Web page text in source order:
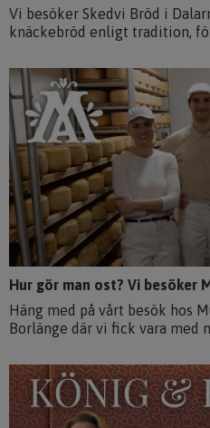
Vi besöker Skedvi Bröd i
knäckebröd enligt tradition,
Hur gör man ost? Vi besöker
Häng med på vårt besök hos
Borlänge där vi fick vara med